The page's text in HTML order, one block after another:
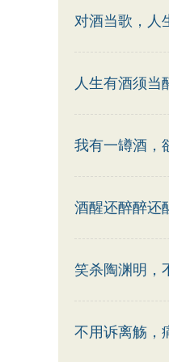
对酒当歌，人
人生有酒须当
我有一罇酒，
酒醒还醉醉还
笑杀陶渊明，
不用诉离觞，